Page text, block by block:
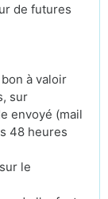
de futures
à valoir
sur
envoyé (mail
48 heures
le